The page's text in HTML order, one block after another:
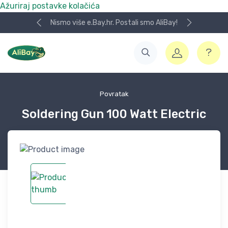
Ažuriraj postavke kolačića
Nismo više e.Bay.hr. Postali smo AliBay!
Povratak
Soldering Gun 100 Watt Electric